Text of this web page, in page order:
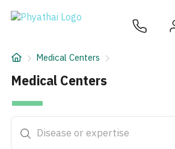
JA ไทย English
について
Hospital Locations
Medical Centers
Medical Centers
Medical Centers